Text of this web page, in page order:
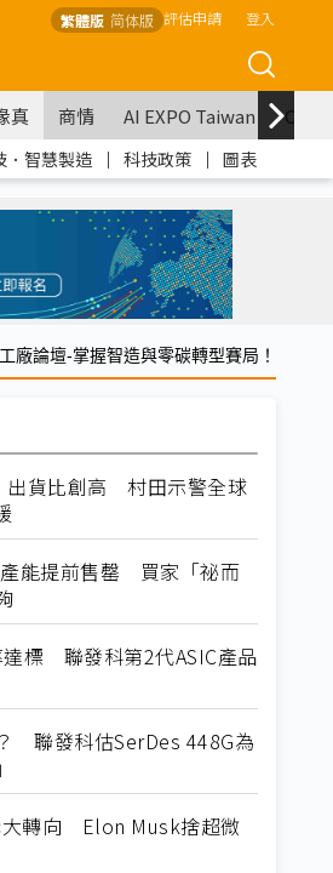
繁體版 简体版 評估申請 登入
真 商情 AI EXPO Taiwan
．智慧製造 ｜ 科技政策 ｜ 圖表
廠論壇-掌握智造與零碳轉型賽局！
出貨比創高 村田示警全球
能提前售罄 買家「祕而
標 聯發科第2代ASIC產品
聯發科估SerDes 448G為
大轉向 Elon Musk捨超微